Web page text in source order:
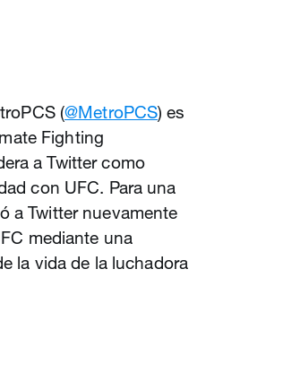
(@MetroPCS) es
Fighting
a Twitter como
con UFC. Para una
a Twitter nuevamente
mediante una
la vida de la luchadora